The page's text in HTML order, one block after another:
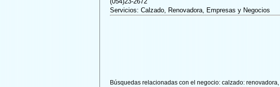
Servicios: Calzado, Renovadora, Empresas y Negocios
Búsquedas relacionadas con el negocio: calzado: renovadora,